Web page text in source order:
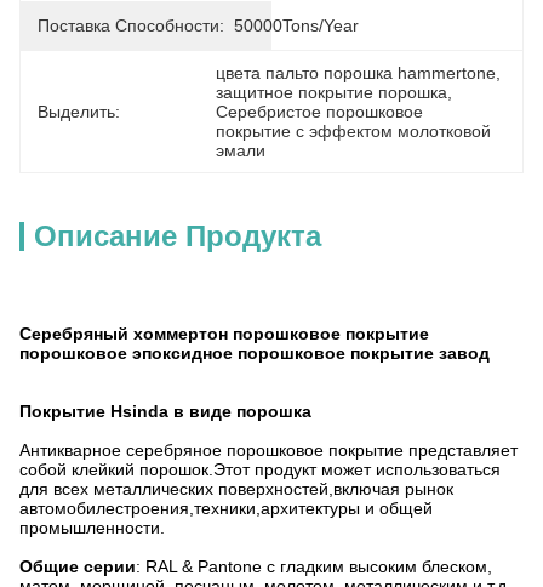
Поставка Способности: 50000Tons/Year
Выделить:
цвета пальто порошка hammertone
защитное покрытие порошка
Серебристое порошковое
покрытие с эффектом молотковой
эмали
Описание Продукта
Серебряный хоммертон порошковое покрытие
порошковое эпоксидное порошковое покрытие завод
Покрытие Hsinda в виде порошка
Антикварное серебряное порошковое покрытие представляет
собой клейкий порошок.Этот продукт может использоваться
для всех металлических поверхностей,включая рынок
автомобилестроения,техники,архитектуры и общей
промышленности.
Общие серии: RAL & Pantone с гладким высоким блеском,